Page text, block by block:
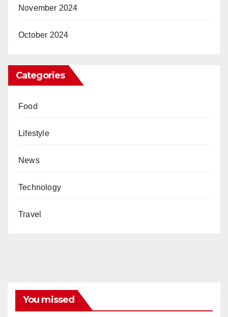
November 2024
October 2024
Categories
Food
Lifestyle
News
Technology
Travel
You missed